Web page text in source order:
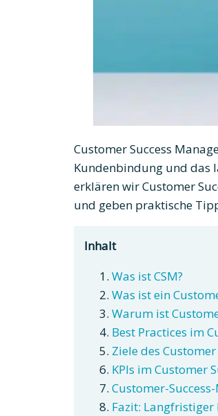
Customer Success
Kundenbindung und das
erklären wir Customer
und geben praktische
Inhalt
Was ist CSM?
Was ist ein
Warum ist
Best Practices im
Ziele des
KPIs im Customer
Customer-
Fazit: Langfristiger